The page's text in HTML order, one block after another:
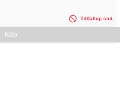
Tillfälligt slut
Köp